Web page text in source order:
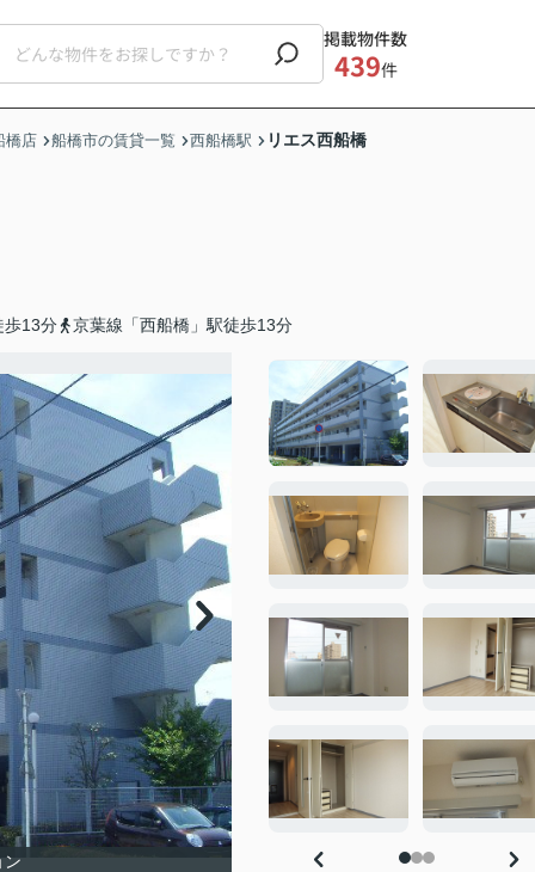
掲載物件数
439件
橋店 船橋市の賃貸一覧 西船橋駅 リエス西船橋
歩13分 京葉線「西船橋」駅徒歩13分
ン